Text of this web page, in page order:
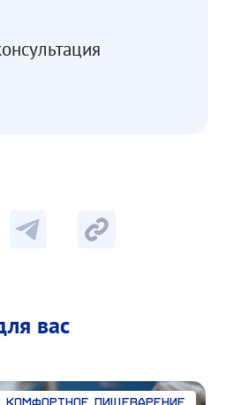
вас
Комфортное пищеварение